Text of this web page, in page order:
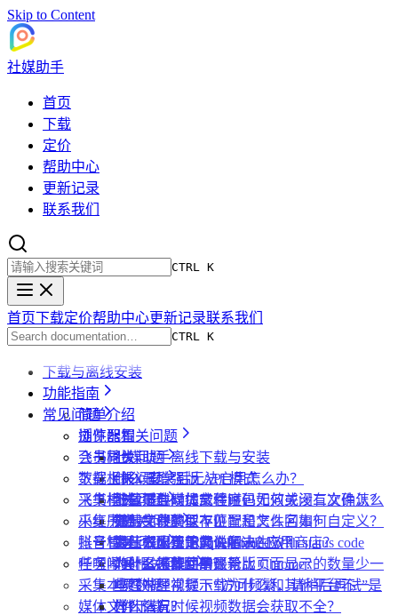
Skip to Content
社媒助手
首页
下载
定价
帮助中心
更新记录
联系我们
CTRL K
首页下载定价帮助中心更新记录联系我们
CTRL K
下载与离线安装
功能指南
简单介绍
插件配置
飞书同步
数据上报
采集模式
采集历史
账号管理
任务闹钟
采集本页数据
媒体文件下载
常见问题
浏览器相关问题
社媒助手离线下载与安装
CRX 安装后无法启用怎么办？
下载插件时提示程序包无效或没有文件怎么
办？
为什么无法访问 Chrome 应用商店？
为什么推荐使用最新版 Chrome？
会员相关问题
什么是增强版 API 模式
什么是自动加载验证码
如何免费获取 VIP
第三方收费下载说明
为什么不能注册账号
下载相关问题
批量下载媒体文件时，如何关闭二次确认？
下载文件的保存位置和文件名如何自定义？
为什么配置的文件名未生效？
飞书相关问题
提示字段类型不匹配是怎么回事？
提示权限不足怎么解决？
小红书相关问题
小红书出现“Request failed with status code
406“是怎么回事？
小红书经常提示“访问频繁，请稍后再试”是
什么情况？
抖音相关问题
为什么采集到的评论比页面显示的数量少一
些？
为什么有时候视频数据会获取不全？
哔哩哔哩相关问题
哔哩哔哩视频下载为什么和其他平台不一
样？